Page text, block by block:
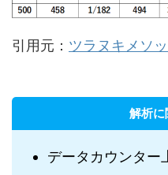
引用元： ツラヌキメソ
解析に
データカウンター